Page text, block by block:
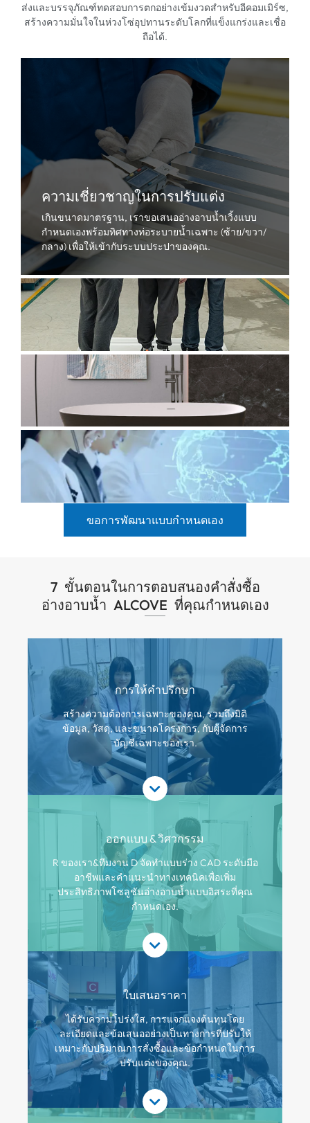
ส่งและบรรจุภัณฑ์ทดสอบการตกอย่างเข้มงวดสำหรับอีคอมเมิร์ซ,
สร้างความมั่นใจในห่วงโซ่อุปทานระดับโลกที่แข็งแกร่งและเชื่อ
ถือได้.
ความเชี่ยวชาญในการปรับแต่ง
เกินขนาดมาตรฐาน, เราขอเสนออ่างอาบน้ำเวิ้งแบบ
กำหนดเองพร้อมทิศทางท่อระบายน้ำเฉพาะ (ซ้าย/ขวา/
กลาง) เพื่อให้เข้ากับระบบประปาของคุณ.
ขอการพัฒนาแบบกำหนดเอง
7 ขั้นตอนในการตอบสนองคำสั่งซื้อ
อ่างอาบน้ำ ALCOVE ที่คุณกำหนดเอง
การให้คำปรึกษา
สร้างความต้องการเฉพาะของคุณ, รวมถึงมิติ
ข้อมูล, วัสดุ, และขนาดโครงการ, กับผู้จัดการ
บัญชีเฉพาะของเรา.
ออกแบบ & วิศวกรรม
R ของเรา&ทีมงาน D จัดทำแบบร่าง CAD ระดับมือ
อาชีพและคำแนะนำทางเทคนิคเพื่อเพิ่ม
ประสิทธิภาพโซลูชันอ่างอาบน้ำแบบอิสระที่คุณ
กำหนดเอง.
ใบเสนอราคา
ได้รับความโปร่งใส, การแจกแจงต้นทุนโดย
ละเอียดและข้อเสนออย่างเป็นทางการที่ปรับให้
เหมาะกับปริมาณการสั่งซื้อและข้อกำหนดในการ
ปรับแต่งของคุณ.